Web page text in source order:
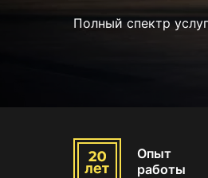
Полный спектр
Опыт
работы